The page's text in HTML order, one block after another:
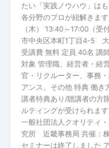
たい「実践ノウハウ」は
各分野のプロが紐解きま
（木） 13:40～17:00（受
市中央区本町1丁目4-5
受講費 無料 定員 40名
対象 管理職、経営者・経
官・リクルーター、事務
アンス、その他 特典 働き
講者特典あり/聴講者の
ルティングが受けられま
一般社団法人クオリティ
究所 近畿事務局 共催：
セミナーは終了しました
と
成
功
方
程
式
～
働
き
方
改
革
は